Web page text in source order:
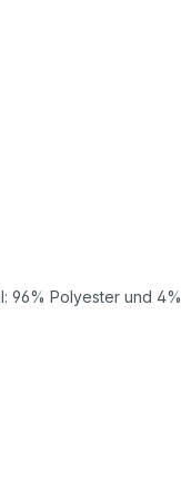
96% Polyester und 4%